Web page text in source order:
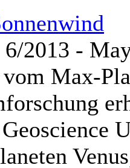
6/2013 -
vom Max-